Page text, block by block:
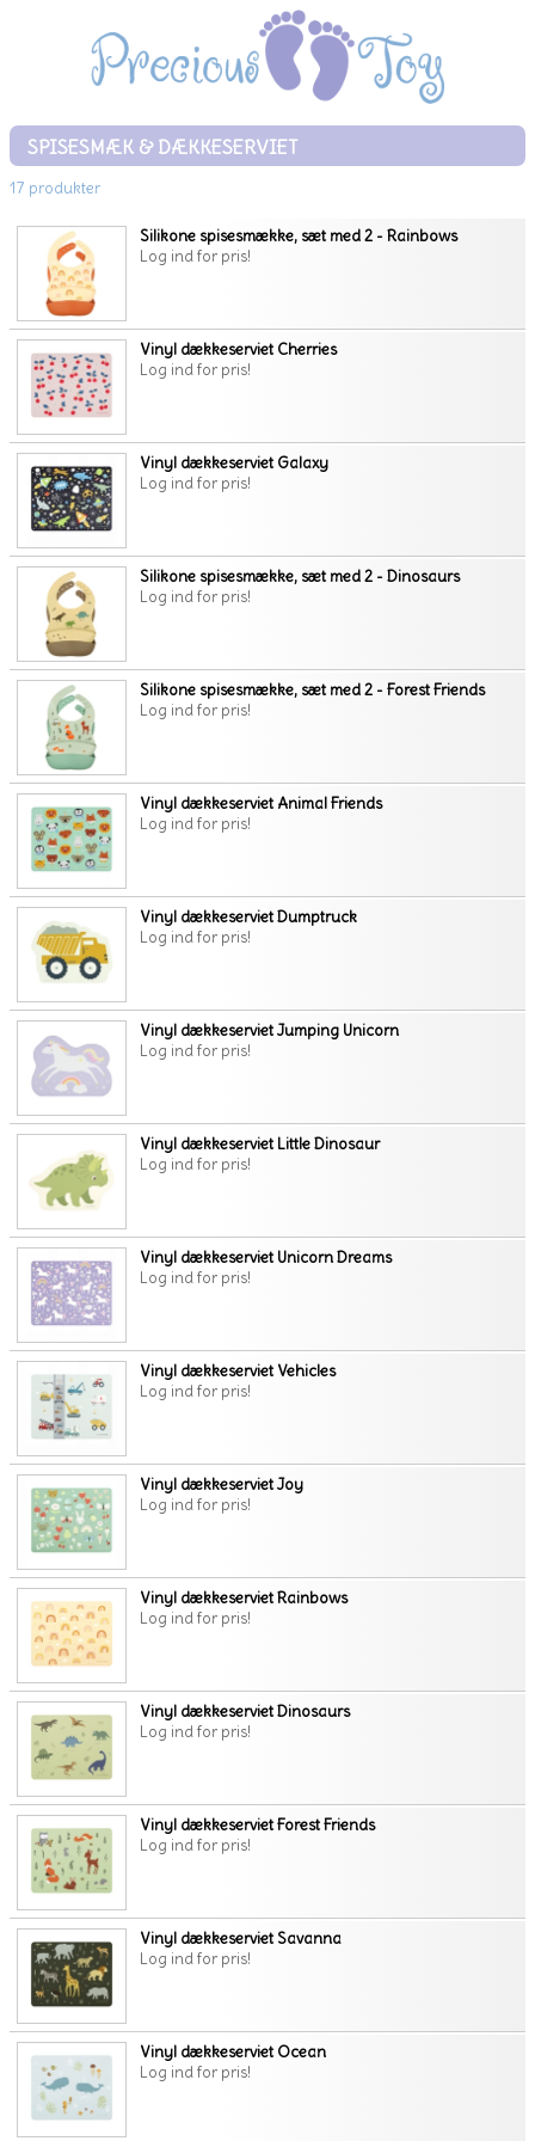
SPISESMÆK & DÆKKESERVIET
17 produkter
Silikone spisesmække, sæt med 2 - Rainbows
Log ind for pris!
Vinyl dækkeserviet Cherries
Log ind for pris!
Vinyl dækkeserviet Galaxy
Log ind for pris!
Silikone spisesmække, sæt med 2 - Dinosaurs
Log ind for pris!
Silikone spisesmække, sæt med 2 - Forest Friends
Log ind for pris!
Vinyl dækkeserviet Animal Friends
Log ind for pris!
Vinyl dækkeserviet Dumptruck
Log ind for pris!
Vinyl dækkeserviet Jumping Unicorn
Log ind for pris!
Vinyl dækkeserviet Little Dinosaur
Log ind for pris!
Vinyl dækkeserviet Unicorn Dreams
Log ind for pris!
Vinyl dækkeserviet Vehicles
Log ind for pris!
Vinyl dækkeserviet Joy
Log ind for pris!
Vinyl dækkeserviet Rainbows
Log ind for pris!
Vinyl dækkeserviet Dinosaurs
Log ind for pris!
Vinyl dækkeserviet Forest Friends
Log ind for pris!
Vinyl dækkeserviet Savanna
Log ind for pris!
Vinyl dækkeserviet Ocean
Log ind for pris!